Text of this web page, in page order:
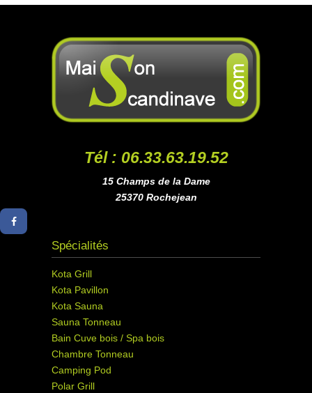
Tél : 06.33.63.19.52
15 Champs de la Dame
25370 Rochejean
Spécialités
Kota Grill
Kota Pavillon
Kota Sauna
Sauna Tonneau
Bain Cuve bois / Spa bois
Chambre Tonneau
Camping Pod
Polar Grill